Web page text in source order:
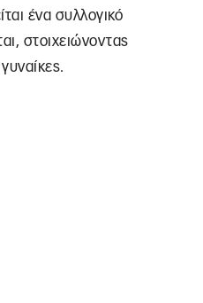
ένα συλλογικό
στοιχειώνοντας